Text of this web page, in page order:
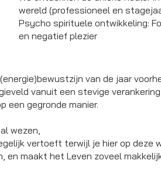
wereld (professioneel en
Psycho spirituele ontwikkeling:
en negatief plezier
van de jaar
vanuit een stevige
een gegronde manier.
wezen,
vertoeft terwijl je hier op deze
en maakt het Leven zoveel